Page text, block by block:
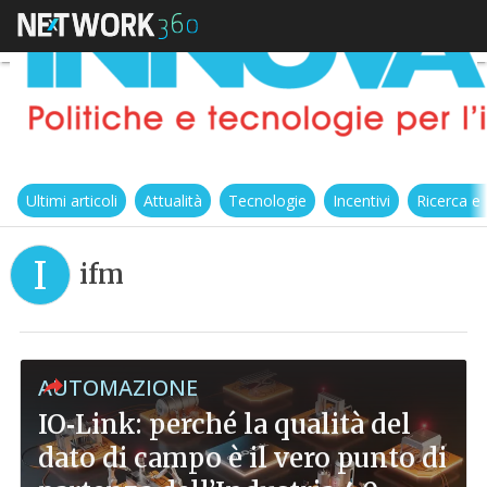
Ultimi articoli Attualità Tecnologie Incentivi Ricerca
I ifm
AUTOMAZIONE
IO‑Link: perché la qualità del
dato di campo è il vero punto di